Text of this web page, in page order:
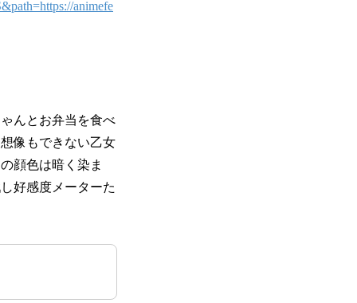
animefe
んとお弁当を食べ
像もできない乙女
顔色は暗く染ま
好感度メーターた